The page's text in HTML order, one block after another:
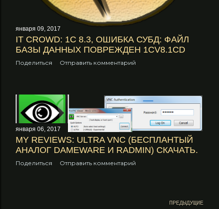
января 09, 2017
IT CROWD: 1С 8.3, ОШИБКА СУБД: ФАЙЛ
БАЗЫ ДАННЫХ ПОВРЕЖДЕН 1CV8.1CD
Поделиться Отправить комментарий
января 06, 2017
MY REVIEWS: ULTRA VNC (БЕСПЛАНТЫЙ
АНАЛОГ DAMEWARE И RADMIN) СКАЧАТЬ.
Поделиться Отправить комментарий
ПРЕДЫДУЩИЕ